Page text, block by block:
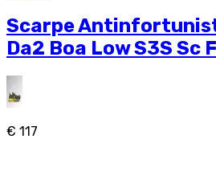
Scarpe
Da2 Boa Low S3S Sc
€ 117